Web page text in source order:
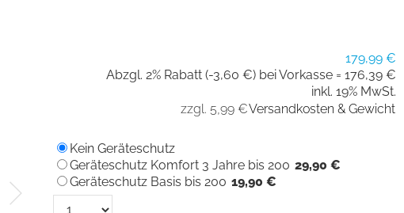
179,99 €
Abzgl. 2% Rabatt (-3,60 €) bei Vorkasse = 176,39 €
inkl. 19% MwSt.
zzgl. 5,99 €Versandkosten & Gewicht
Kein Geräteschutz
Geräteschutz Komfort 3 Jahre bis 200 29,90 €
Geräteschutz Basis bis 200 19,90 €